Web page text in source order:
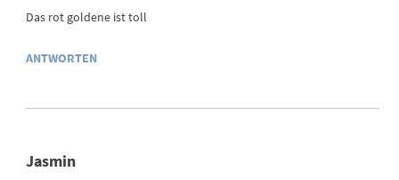
Das rot goldene ist toll
ANTWORTEN
Jasmin